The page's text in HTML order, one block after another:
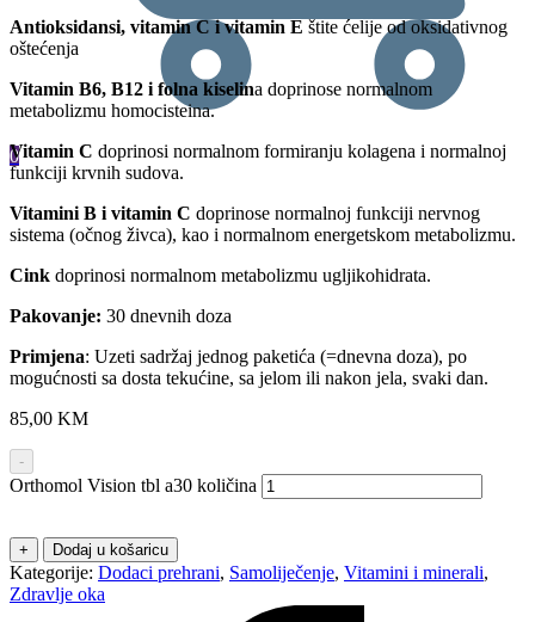
0
Antioksidansi, vitamin C i vitamin E štite ćelije od oksidativnog
oštećenja
Vitamin B6, B12 i folna kiselina doprinose normalnom
metabolizmu homocisteina.
Vitamin C doprinosi normalnom formiranju kolagena i normalnoj
funkciji krvnih sudova.
Vitamini B i vitamin C doprinose normalnoj funkciji nervnog
sistema (očnog živca), kao i normalnom energetskom metabolizmu.
Cink doprinosi normalnom metabolizmu ugljikohidrata.
Pakovanje: 30 dnevnih doza
Primjena: Uzeti sadržaj jednog paketića (=dnevna doza), po
mogućnosti sa dosta tekućine, sa jelom ili nakon jela, svaki dan.
85,00 KM
-
Orthomol Vision tbl a30 količina
+ Dodaj u košaricu
Kategorije: Dodaci prehrani, Samoliječenje, Vitamini i minerali,
Zdravlje oka